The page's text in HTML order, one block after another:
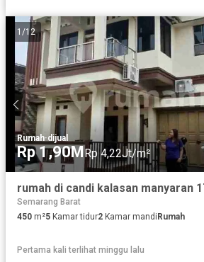
1 /12
Rumah·dijual
Rp 1,90MRp 4,22Jt/m²
Semarang Barat
450 m²5 Kamar tidur2 Kamar mandiRumah
Pertama kali terlihat minggu lalu